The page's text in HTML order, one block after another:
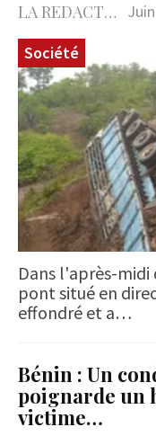
LA REDACTION
Société
Dans l'après-midi
pont situé en
effondré et a…
Bénin : Un
poignarde un
victime…